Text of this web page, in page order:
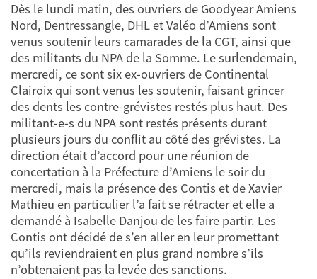
Dès le lundi matin, des ouvriers de Goodyear Amiens
Nord, Dentressangle, DHL et Valéo d’Amiens sont
venus soutenir leurs camarades de la CGT, ainsi que
des militants du NPA de la Somme. Le surlendemain,
mercredi, ce sont six ex-ouvriers de Continental
Clairoix qui sont venus les soutenir, faisant grincer
des dents les contre-grévistes restés plus haut. Des
militant-e-s du NPA sont restés présents durant
plusieurs jours du conflit au côté des grévistes. La
direction était d’accord pour une réunion de
concertation à la Préfecture d’Amiens le soir du
mercredi, mais la présence des Contis et de Xavier
Mathieu en particulier l’a fait se rétracter et elle a
demandé à Isabelle Danjou de les faire partir. Les
Contis ont décidé de s’en aller en leur promettant
qu’ils reviendraient en plus grand nombre s’ils
n’obtenaient pas la levée des sanctions.